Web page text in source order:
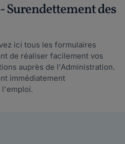
Surendettement des
ici tous les formulaires
de réaliser facilement vos
auprès de l'Administration.
immédiatement
l'emploi.